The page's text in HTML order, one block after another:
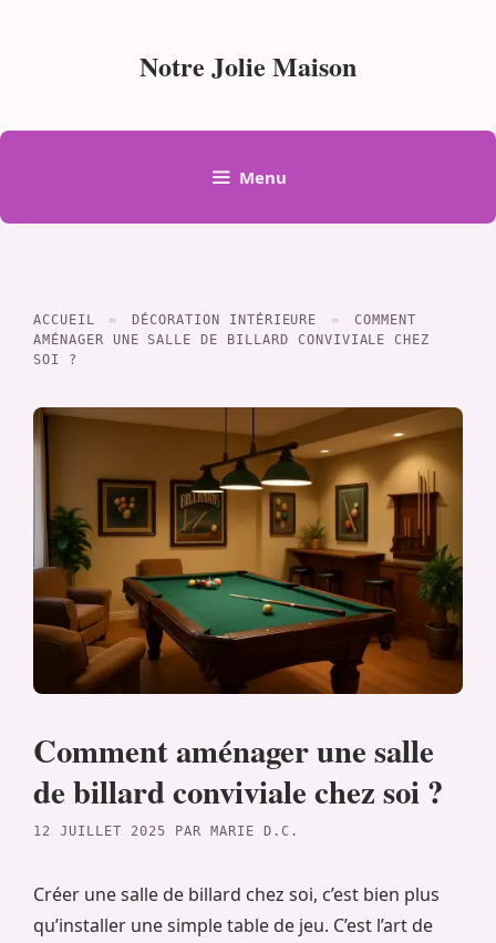
Notre Jolie Maison
Menu
ACCUEIL » DÉCORATION INTÉRIEURE »
COMMENT
AMÉNAGER UNE SALLE DE BILLARD CONVIVIALE CHEZ
SOI ?
Comment aménager une salle
de billard conviviale chez soi ?
12 JUILLET 2025 PAR MARIE D.C.
Créer une salle de billard chez soi, c’est bien plus
qu’installer une simple table de jeu. C’est l’art de